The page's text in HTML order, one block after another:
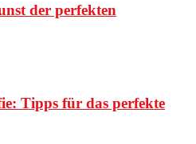
der perfekten
Tipps für das perfekte